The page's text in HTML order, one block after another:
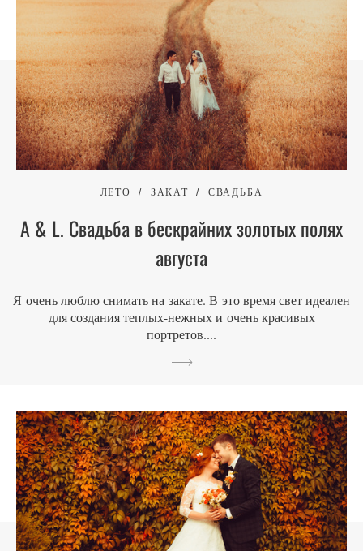
ЛЕТО ЗАКАТ СВАДЬБА
A & L. Свадьба в бескрайних золотых полях
августа
Я очень люблю снимать на закате. В это время свет идеален
для создания теплых-нежных и очень красивых
портретов....